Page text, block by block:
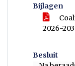
Bijlagen
2026-
Besluit